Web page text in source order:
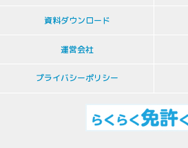
資料ダウンロード
運営会社
プライバシーポリシー